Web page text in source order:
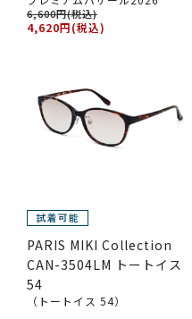
6,600円(税込)
4,620円(税込)
PARIS MIKI Collection
CAN-3504LM トートイス
54
（トートイス 54）